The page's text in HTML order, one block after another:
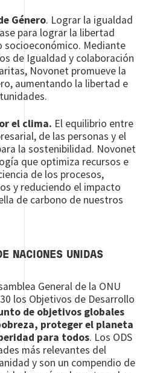
Género. Lograr la igualdad
para lograr la libertad
socioeconómico. Mediante
de Igualdad y colaboración
Novonet promueve la
aumentando la libertad e
el clima. El equilibrio entre
de las personas y el
la sostenibilidad. Novonet
que optimiza recursos e
de los procesos,
y reduciendo el impacto
de carbono de nuestros
NACIONES UNIDAS
General de la ONU
los Objetivos de Desarrollo
de objetivos globales
proteger el planeta
para todos. Los ODS
más relevantes del
y son un compendio de